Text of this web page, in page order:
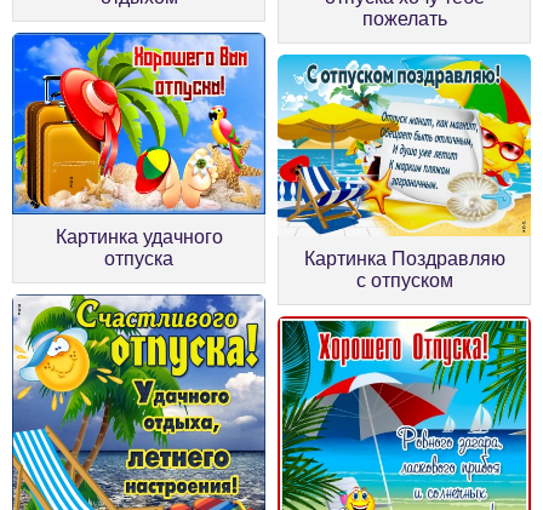
пожелать
Картинка удачного
отпуска
Картинка Поздравляю
с отпуском